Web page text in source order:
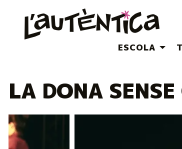
ESCOLA
LA DONA SENSE